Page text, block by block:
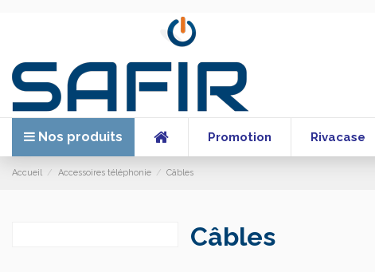
Nos produits Promotion Rivacase
Accueil Accessoires téléphonie Câbles
Câbles